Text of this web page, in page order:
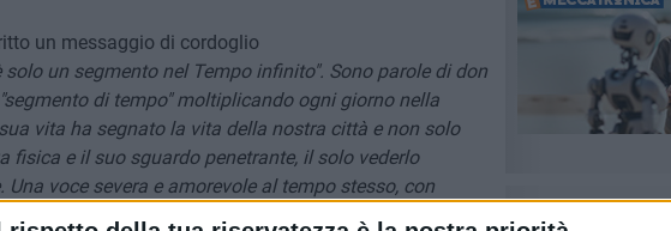
un messaggio di cordoglio
un segmento nel Tempo infinito". Sono parole di don
di tempo" moltiplicando ogni giorno nella
vita ha segnato la vita della nostra città e non solo
fisica e il suo sguardo penetrante, il solo vederlo
voce severa e amorevole al tempo stesso, con
tono e quell'incedere che gli conferivano ancor più